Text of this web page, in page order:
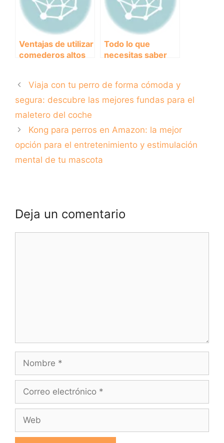
Ventajas de utilizar
comederos altos
en su alimentación
Todo lo que
necesitas saber
pulgas en perros:
Los mejores
Viaja con tu perro de forma cómoda y
segura: descubre las mejores fundas para el
maletero del coche
Kong para perros en Amazon: la mejor
opción para el entretenimiento y estimulación
mental de tu mascota
Deja un comentario